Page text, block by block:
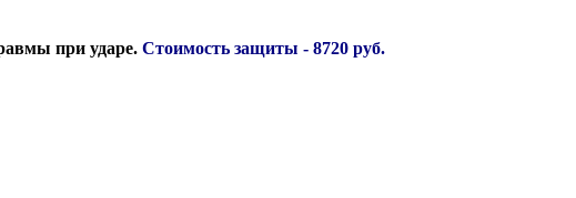
при ударе. Стоимость защиты - 8720 руб.